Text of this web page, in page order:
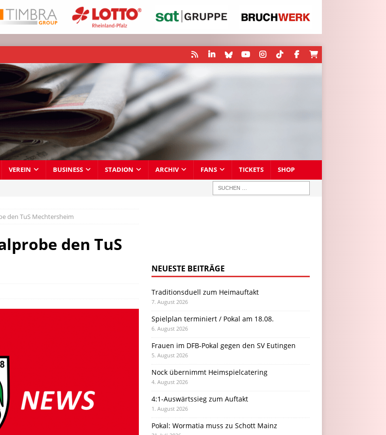
VEREIN BUSINESS STADION ARCHIV FANS TICKETS SHOP
den TuS Mechtersheim
den TuS
NEUESTE BEITRÄGE
Traditionsduell zum Heimauftakt
7. August 2026
Spielplan terminiert / Pokal am 18.08.
6. August 2026
Frauen im DFB-Pokal gegen den SV Eutingen
5. August 2026
Nock übernimmt Heimspielcatering
4. August 2026
4:1-Auswärtssieg zum Auftakt
1. August 2026
Pokal: Wormatia muss zu Schott Mainz